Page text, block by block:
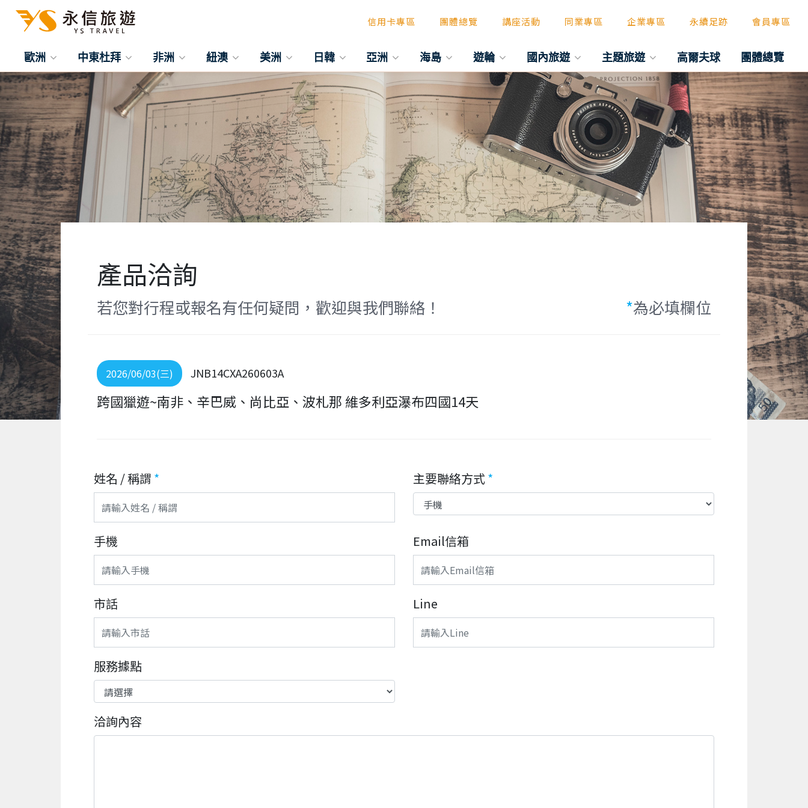
信用卡專區 團體總覽 講座活動 同業專區 企業專區 永續足跡 會員專區
歐洲 中東杜拜 非洲 紐澳 美洲 日韓 亞洲 海島 遊輪 國內旅遊 主題旅遊 高爾夫球 團體總覽
產品洽詢
若您對行程或報名有任何疑問，歡迎與我們聯絡！ *為必填欄位
2026/06/03(三) JNB14CXA260603A
跨國獵遊~南非、辛巴威、尚比亞、波札那 維多利亞瀑布四國14天
姓名 / 稱謂 * 主要聯絡方式*
手機 Email信箱
市話 Line
服務據點
洽詢內容